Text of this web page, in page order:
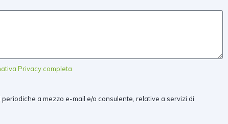
Privacy completa
a mezzo e-mail e/o consulente, relative a servizi di